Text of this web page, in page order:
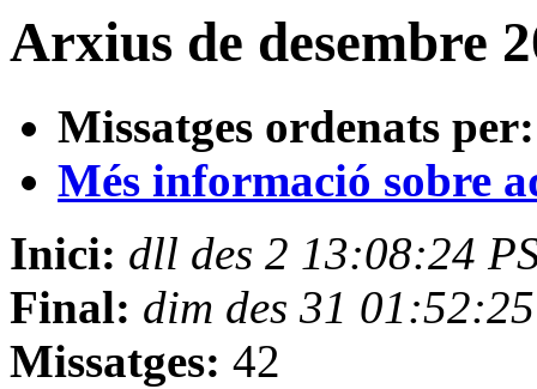
Arxius de desembre
Missatges ordenats per:
Més informació sobre
Inici: dll des 2 13:08:24
Final: dim des 31
Missatges: 42